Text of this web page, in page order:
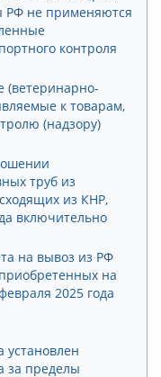
РФ не применяются
контроля
к товарам,
(надзору)
труб из
из КНР,
включительно
на вывоз из РФ
на
2025 года
установлен
за пределы